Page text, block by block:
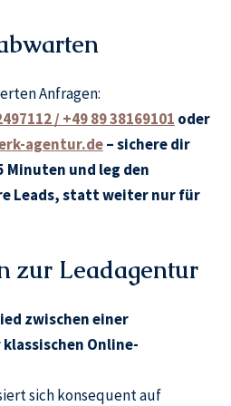
Anfragen:
/ +49 89 38169101 oder
agentur.de– sichere dir
Minuten und leg den
Leads, statt weiter nur für
zur Leadagentur
zwischen einer
Online-
sich konsequent auf